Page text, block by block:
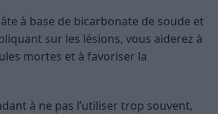
à base de bicarbonate de soude et
sur les lésions, vous aiderez à
mortes et à favoriser la
à ne pas l’utiliser trop souvent,